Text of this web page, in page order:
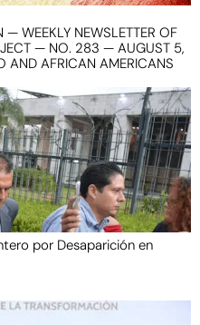
— WEEKLY NEWSLETTER OF
— NO. 283 — AUGUST 5,
AND AFRICAN AMERICANS
por Desaparición en